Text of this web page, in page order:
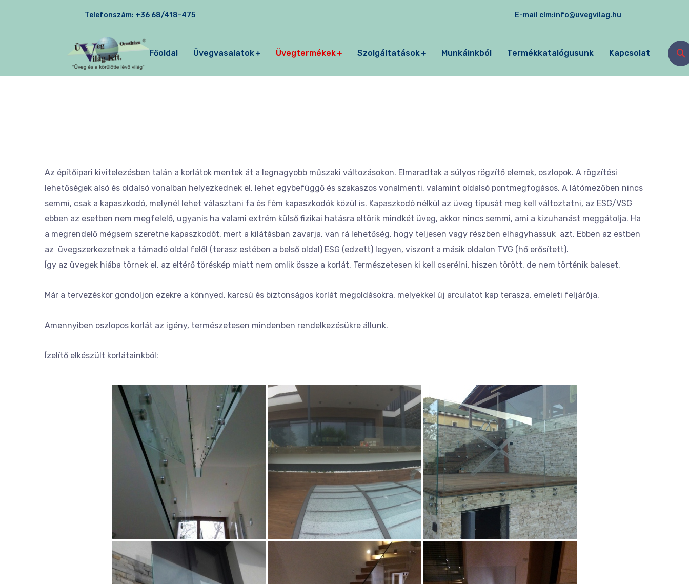
Telefonszám: +36 68/418-475 E-mail cím:info@uvegvilag.hu
Főoldal Üvegvasalatok Üvegtermékek Szolgáltatások Munkáinkból Termékkatalógusunk Kapcsolat
Az építőipari kivitelezésben talán a korlátok mentek át a legnagyobb műszaki változásokon. Elmaradtak a súlyos rögzítő elemek, oszlopok. A rögzítési
lehetőségek alsó és oldalsó vonalban helyezkednek el, lehet egybefüggő és szakaszos vonalmenti, valamint oldalsó pontmegfogásos. A látómezőben nincs
semmi, csak a kapaszkodó, melynél lehet választani fa és fém kapaszkodók közül is. Kapaszkodó nélkül az üveg típusát meg kell változtatni, az ESG/VSG
ebben az esetben nem megfelelő, ugyanis ha valami extrém külső fizikai hatásra eltörik mindkét üveg, akkor nincs semmi, ami a kizuhanást meggátolja. Ha
a megrendelő mégsem szeretne kapaszkodót, mert a kilátásban zavarja, van rá lehetőség, hogy teljesen vagy részben elhagyhassuk azt. Ebben az estben
az üvegszerkezetnek a támadó oldal felől (terasz estében a belső oldal) ESG (edzett) legyen, viszont a másik oldalon TVG (hő erősített).
Így az üvegek hiába törnek el, az eltérő töréskép miatt nem omlik össze a korlát. Természetesen ki kell cserélni, hiszen törött, de nem történik baleset.
Már a tervezéskor gondoljon ezekre a könnyed, karcsú és biztonságos korlát megoldásokra, melyekkel új arculatot kap terasza, emeleti feljárója.
Amennyiben oszlopos korlát az igény, természetesen mindenben rendelkezésükre állunk.
Ízelítő elkészült korlátainkból: